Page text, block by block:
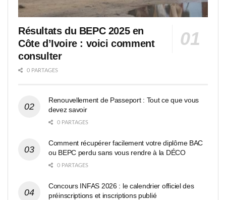
Résultats du BEPC 2025 en
Côte d’Ivoire : voici comment
consulter
0 PARTAGES
Renouvellement de Passeport : Tout ce que vous
devez savoir
0 PARTAGES
Comment récupérer facilement votre diplôme BAC
ou BEPC perdu sans vous rendre à la DÉCO
0 PARTAGES
Concours INFAS 2026 : le calendrier officiel des
préinscriptions et inscriptions publié